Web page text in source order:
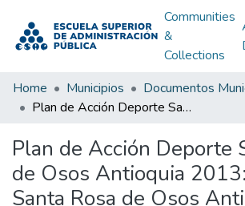
Communities
&
Collections
Home Municipios
Documentos
Plan de Acción Deporte Santa Rosa de Osos Antioquia 2013: PAD Santa Rosa de Osos Antioquia 2013
Plan de Acción Deporte
de Osos Antioquia
Santa Rosa de Osos